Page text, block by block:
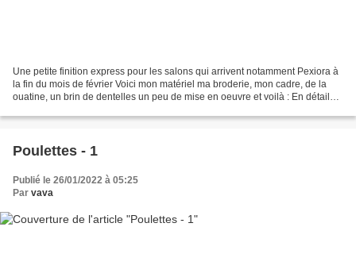
Une petite finition express pour les salons qui arrivent notamment Pexiora à
la fin du mois de février Voici mon matériel ma broderie, mon cadre, de la
ouatine, un brin de dentelles un peu de mise en oeuvre et voilà : En détail
Poulettes - 1
Publié le 26/01/2022 à 05:25
Par vava